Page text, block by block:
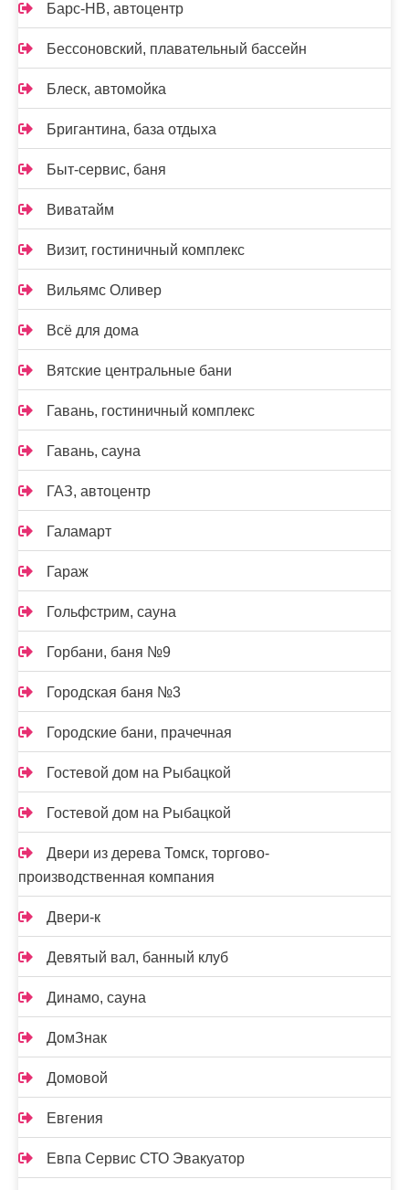
Барс-НВ, автоцентр
Бессоновский, плавательный бассейн
Блеск, автомойка
Бригантина, база отдыха
Быт-сервис, баня
Виватайм
Визит, гостиничный комплекс
Вильямс Оливер
Всё для дома
Вятские центральные бани
Гавань, гостиничный комплекс
Гавань, сауна
ГАЗ, автоцентр
Галамарт
Гараж
Гольфстрим, сауна
Горбани, баня №9
Городская баня №3
Городские бани, прачечная
Гостевой дом на Рыбацкой
Гостевой дом на Рыбацкой
Двери из дерева Томск, торгово-
производственная компания
Двери-к
Девятый вал, банный клуб
Динамо, сауна
ДомЗнак
Домовой
Евгения
Евпа Сервис СТО Эвакуатор